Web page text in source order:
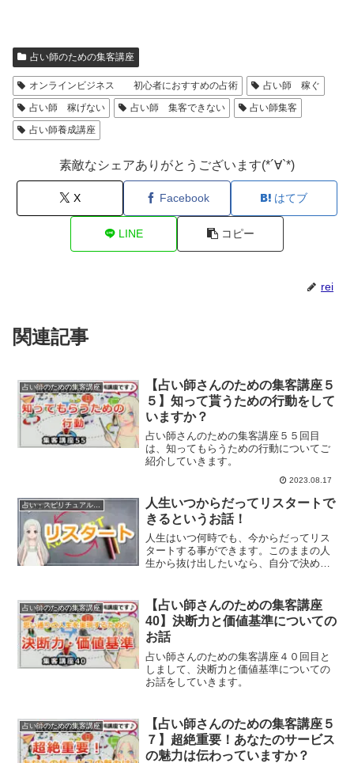
占い師のための集客講座
オンラインビジネス 初心者におすすめの占術
占い師 稼ぐ
占い師 稼げない
占い師 集客できない
占い師集客
占い師養成講座
素敵なシェアありがとうございます(*´∀`*)
X Facebook はてブ
LINE コピー
rei
関連記事
占い師のための集客講座
【占い師さんのための集客講座５
５】知って貰うための行動をして
いますか？
占い師さんのための集客講座５５回目
は、知ってもらうための行動についてご
紹介していきます。
2023.08.17
占い・スピリチュアルビジネス
人生いつからだってリスタートで
きるというお話！
人生はいつ何時でも、今からだってリス
タートする事ができます。このままの人
生から抜け出したいなら、自分で決める
占い師のための集客講座
【占い師さんのための集客講座
40】決断力と価値基準についての
お話
占い師さんのための集客講座４０回目と
しまして、決断力と価値基準についての
お話をしていきます。
占い師のための集客講座
【占い師さんのための集客講座５
７】超絶重要！あなたのサービス
の魅力は伝わっていますか？